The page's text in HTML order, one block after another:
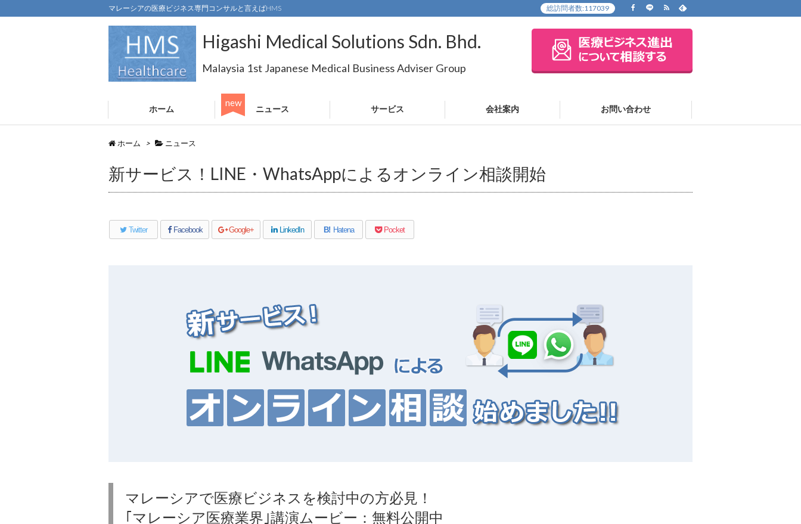
マレーシアの医療ビジネス専門コンサルと言えばHMS
Higashi Medical Solutions Sdn. Bhd.
Malaysia 1st Japanese Medical Business Adviser Group
ホーム ニュース サービス 会社案内 お問い合わせ
117039
総訪問者数:
ホーム > ニュース
新サービス！LINE・WhatsAppによるオンライン相談開始
Twitter Facebook Google+ LinkedIn B! Hatena Pocket
マレーシアで医療ビジネスを検討中の方必見！
｢マレーシア医療業界｣講演ムービー：無料公開中